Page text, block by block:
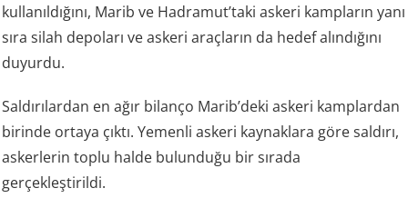
kullanıldığını, Marib ve Hadramut’taki askeri kampların yanı
sıra silah depoları ve askeri araçların da hedef alındığını
duyurdu.
Saldırılardan en ağır bilanço Marib’deki askeri kamplardan
birinde ortaya çıktı. Yemenli askeri kaynaklara göre saldırı,
askerlerin toplu halde bulunduğu bir sırada
gerçekleştirildi.